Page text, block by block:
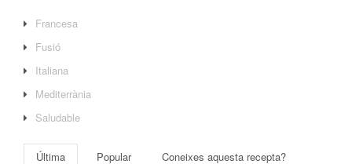
Francesa
Fusió
Italiana
Mediterrània
Saludable
Última Popular Coneixes aquesta recepta?